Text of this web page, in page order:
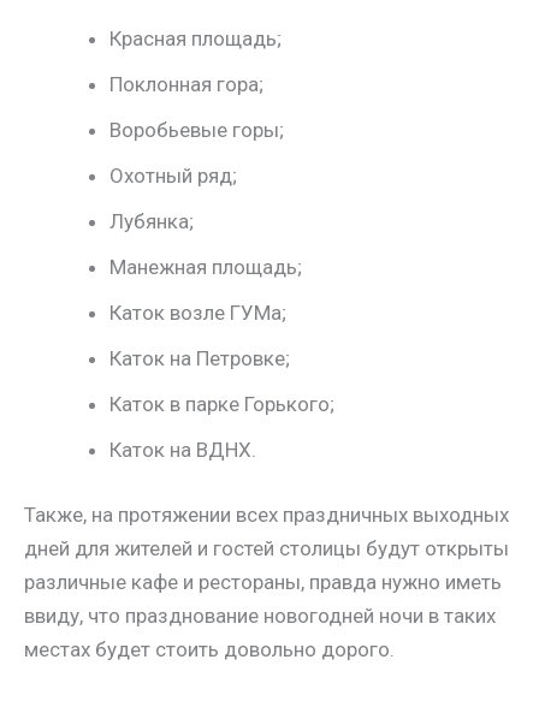
Красная площадь;
Поклонная гора;
Воробьевые горы;
Охотный ряд;
Лубянка;
Манежная площадь;
Каток возле ГУМа;
Каток на Петровке;
Каток в парке Горького;
Каток на ВДНХ.
Также, на протяжении всех праздничных выходных
дней для жителей и гостей столицы будут открыты
различные кафе и рестораны, правда нужно иметь
ввиду, что празднование новогодней ночи в таких
местах будет стоить довольно дорого.